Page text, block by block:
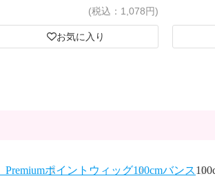
(税込：1,078円)
お気に入り
ポイントウィッグ100cmバンス